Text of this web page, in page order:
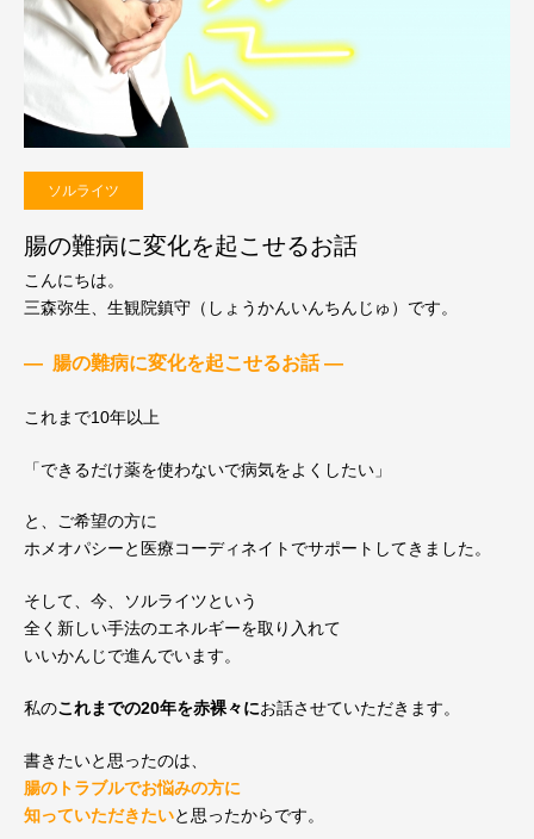
ソルライツ
腸の難病に変化を起こせるお話
こんにちは。
三森弥生、生観院鎮守（しょうかんいんちんじゅ）です。
— 腸の難病に変化を起こせるお話 —
これまで10年以上
「できるだけ薬を使わないで病気をよくしたい」
と、ご希望の方に
ホメオパシーと医療コーディネイトでサポートしてきました。
そして、今、ソルライツという
全く新しい手法のエネルギーを取り入れて
いいかんじで進んでいます。
私のこれまでの20年を赤裸々にお話させていただきます。
書きたいと思ったのは、
腸のトラブルでお悩みの方に
知っていただきたいと思ったからです。